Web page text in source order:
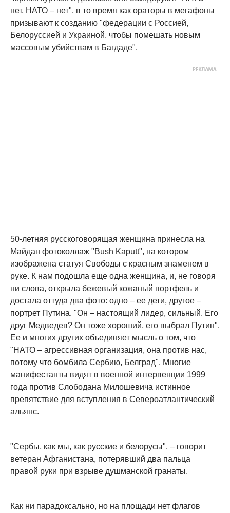
нет, НАТО – нет", в то время как ораторы в мегафоны
призывают к созданию "федерации с Россией,
Белоруссией и Украиной, чтобы помешать новым
массовым убийствам в Багдаде".
50-летняя русскоговорящая женщина принесла на
Майдан фотоколлаж "Bush Kaputt", на котором
изображена статуя Свободы с красным знаменем в
руке. К нам подошла еще одна женщина, и, не говоря
ни слова, открыла бежевый кожаный портфель и
достала оттуда два фото: одно – ее дети, другое –
портрет Путина. "Он – настоящий лидер, сильный. Его
друг Медведев? Он тоже хороший, его выбрал Путин".
Ее и многих других объединяет мысль о том, что
"НАТО – агрессивная организация, она против нас,
потому что бомбила Сербию, Белград". Многие
манифестанты видят в военной интервенции 1999
года против Слободана Милошевича истинное
препятствие для вступления в Североатлантический
альянс.
"Сербы, как мы, как русские и белорусы", – говорит
ветеран Афганистана, потерявший два пальца
правой руки при взрыве душманской гранаты.
Как ни парадоксально, но на площади нет флагов